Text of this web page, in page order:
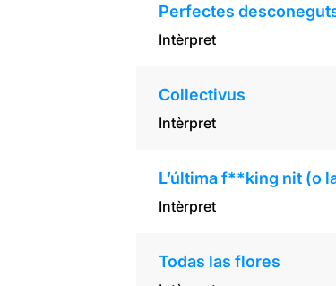
Perfectes
Intèrpret
Collectivus
Intèrpret
L’última f**king nit (o
Intèrpret
Todas las flores